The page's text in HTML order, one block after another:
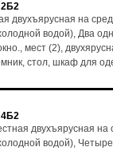
2Б2
двухъярусная на
водой), Два
мест (2),
стол, шкаф для
4Б2
двухъярусная на
водой),